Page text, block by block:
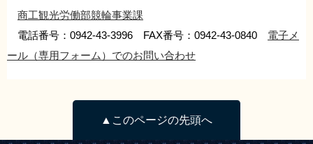
商工観光労働部競輪事業課
電話番号：0942-43-3996 FAX番号：0942-43-0840 電子メ
ール（専用フォーム）でのお問い合わせ
▲このページの先頭へ